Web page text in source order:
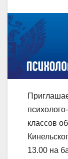
классов
13.00 на